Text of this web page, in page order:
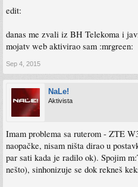
edit:
danas me zvali iz BH Telekoma i
mojatv web aktivirao sam :mrgreen:
Sep 4, 2015
NaLe!
Aktivista
Imam problema sa ruterom - ZTE
naopačke, nisam ništa dirao u
par sati kada je radilo ok). Spojim
nešto), sinhonizuje se dok rekneš